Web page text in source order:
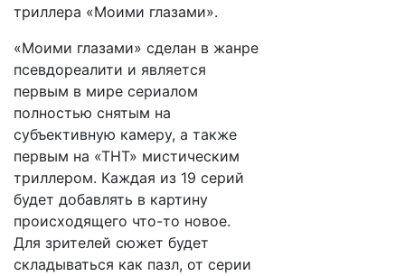
триллера «Моими глазами».
«Моими глазами» сделан в жанре
псевдореалити и является
первым в мире сериалом
полностью снятым на
субъективную камеру, а также
первым на «ТНТ» мистическим
триллером. Каждая из 19 серий
будет добавлять в картину
происходящего что-то новое.
Для зрителей сюжет будет
складываться как пазл, от серии